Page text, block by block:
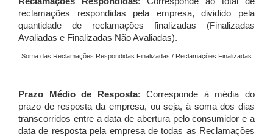
reclamações respondidas pela empresa, dividido pela
quantidade de reclamações finalizadas (Finalizadas
Avaliadas e Finalizadas Não Avaliadas).
Soma das Reclamações Respondidas Finalizadas / Reclamações Finalizadas
Prazo Médio de Resposta: Corresponde à média do
prazo de resposta da empresa, ou seja, à soma dos dias
transcorridos entre a data de abertura pelo consumidor e a
data de resposta pela empresa de todas as Reclamações